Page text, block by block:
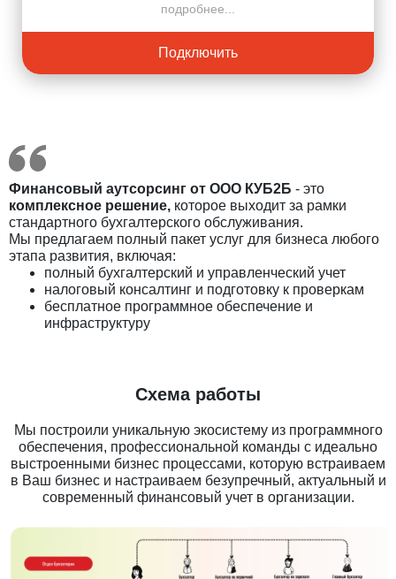
подробнее...
Подключить
Финансовый аутсорсинг от ООО КУБ2Б - это
комплексное решение, которое выходит за рамки
стандартного бухгалтерского обслуживания.
Мы предлагаем полный пакет услуг для бизнеса любого
этапа развития, включая:
полный бухгалтерский и управленческий учет
налоговый консалтинг и подготовку к проверкам
бесплатное программное обеспечение и
инфраструктуру
Схема работы
Мы построили уникальную экосистему из программного
обеспечения, профессиональной команды с идеально
выстроенными бизнес процессами, которую встраиваем
в Ваш бизнес и настраиваем безупречный, актуальный и
современный финансовый учет в организации.